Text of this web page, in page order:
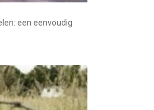
een eenvoudig